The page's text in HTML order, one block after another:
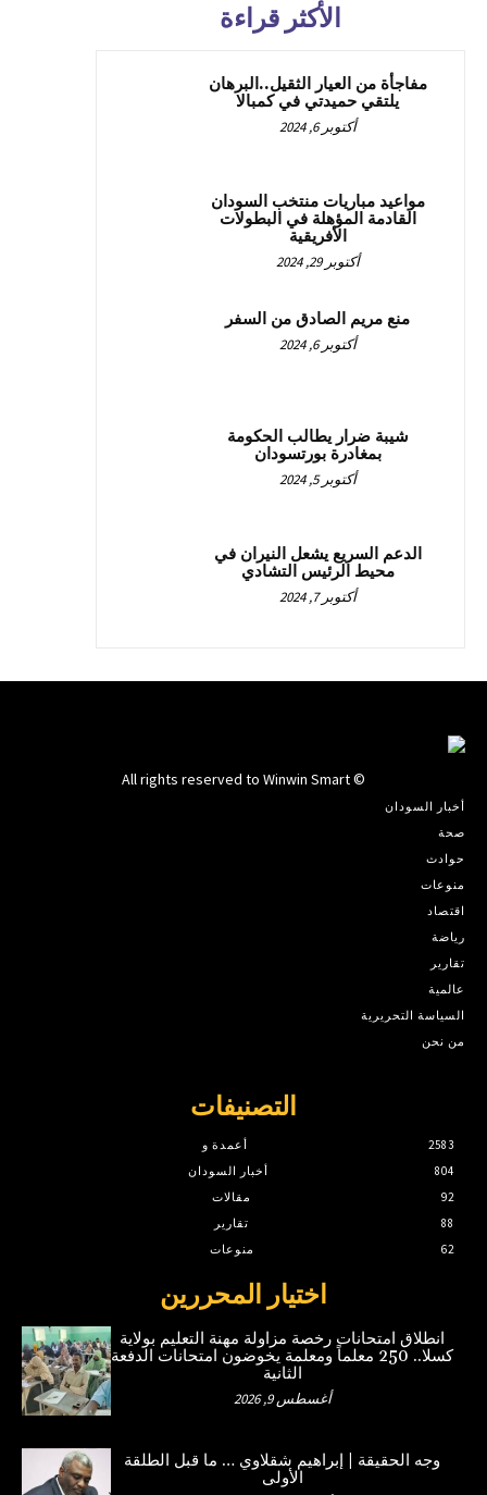
الأكثر قراءة
مفاجأة من العيار الثقيل..البرهان
يلتقي حميدتي في كمبالا
أكتوبر 6, 2024
مواعيد مباريات منتخب السودان
القادمة المؤهلة في البطولات
الأفريقية
أكتوبر 29, 2024
منع مريم الصادق من السفر
أكتوبر 6, 2024
شيبة ضرار يطالب الحكومة
بمغادرة بورتسودان
أكتوبر 5, 2024
الدعم السريع يشعل النيران في
محيط الرئيس التشادي
أكتوبر 7, 2024
© All rights reserved to Winwin Smart
أخبار السودان
صحة
حوادث
منوعات
اقتصاد
رياضة
تقارير
عالمية
السياسة التحريرية
من نحن
التصنيفات
أعمدة و
2583
أخبار السودان
804
مقالات
92
تقارير
88
منوعات
62
اختيار المحررين
انطلاق امتحانات رخصة مزاولة مهنة التعليم بولاية
كسلا.. 250 معلماً ومعلمة يخوضون امتحانات الدفعة
الثانية
أغسطس 9, 2026
وجه الحقيقة | إبراهيم شقلاوي … ما قبل الطلقة
الأولى